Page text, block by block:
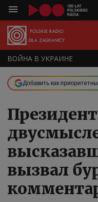
ВОЙНА В УКРАИНЕ
Добавить как
вызвал